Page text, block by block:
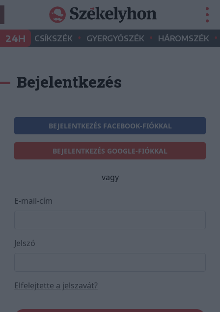
24H CSÍKSZÉK • GYERGYÓSZÉK • HÁROMSZÉK •
Bejelentkezés
BEJELENTKEZÉS FACEBOOK-FIÓKKAL
BEJELENTKEZÉS GOOGLE-FIÓKKAL
vagy
E-mail-cím
Jelszó
Elfelejtette a jelszavát?